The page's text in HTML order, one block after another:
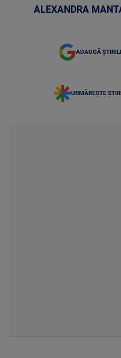
ALEXANDRA
ADAUGĂ
URMĂREȘTE